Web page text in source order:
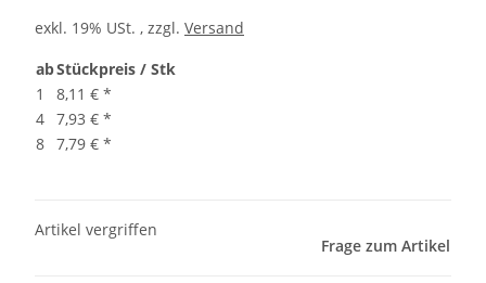
exkl. 19% USt. , zzgl. Versand
abStückpreis / Stk
1
8,11 € *
4 7,93 € *
8 7,79 € *
Artikel vergriffen
Frage zum Artikel